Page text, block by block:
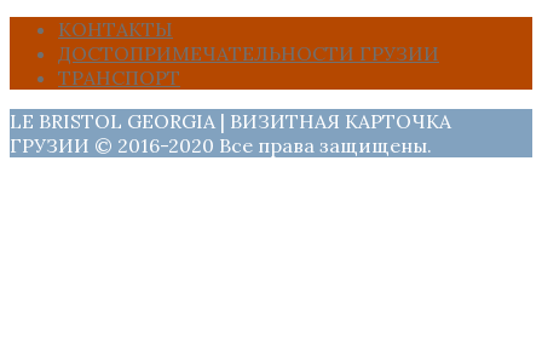
КОНТАКТЫ
ДОСТОПРИМЕЧАТЕЛЬНОСТИ ГРУЗИИ
ТРАНСПОРТ
LE BRISTOL GEORGIA | ВИЗИТНАЯ КАРТОЧКА
ГРУЗИИ © 2016-2020 Все права защищены.